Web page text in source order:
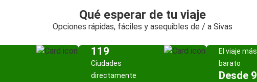
Qué esperar de tu viaje
Opciones rápidas, fáciles y asequibles de / a Sivas
119
Ciudades
directamente
El viaje más
barato
Desde